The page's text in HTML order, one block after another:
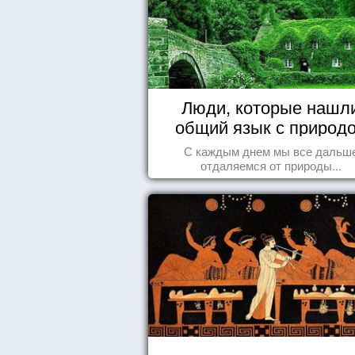
Люди, которые
общий язык с
С каждым днем мы все
отдаляемся от природы...